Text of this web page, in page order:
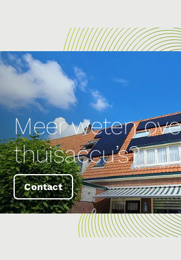
Meer weten
thuisaccu’s?
Contact